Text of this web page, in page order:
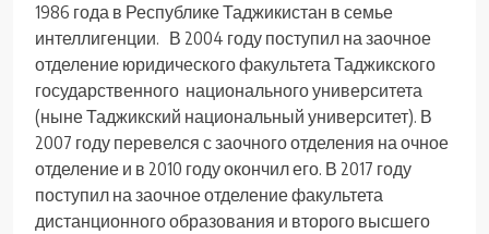
1986 года в Республике Таджикистан в семье
интеллигенции. В 2004 году поступил на заочное
отделение юридического факультета Таджикского
государственного национального университета
(ныне Таджикский национальный университет). В
2007 году перевелся с заочного отделения на очное
отделение и в 2010 году окончил его. В 2017 году
поступил на заочное отделение факультета
дистанционного образования и второго высшего